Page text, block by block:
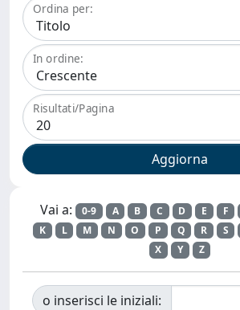
Ordina per:
In ordine:
Risultati/Pagina
Vai a: 0-9 A B C D E F
K
L M N O P Q R S
X
Y Z
o inserisci le iniziali: